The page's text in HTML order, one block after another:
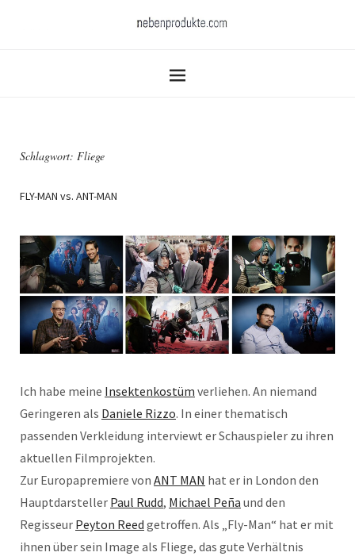
Schlagwort: Fliege
FLY-MAN vs. ANT-MAN
Ich habe meine Insektenkostüm verliehen. An niemand
Geringeren als Daniele Rizzo. In einer thematisch
passenden Verkleidung interviewt er Schauspieler zu ihren
aktuellen Filmprojekten.
Zur Europapremiere von ANT MAN hat er in London den
Hauptdarsteller Paul Rudd, Michael Peña und den
Regisseur Peyton Reed getroffen. Als „Fly-Man“ hat er mit
ihnen über sein Image als Fliege, das gute Verhältnis